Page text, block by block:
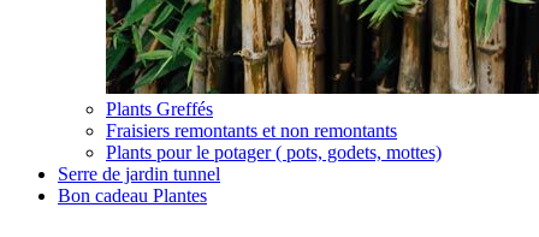
Plants Greffés
Fraisiers remontants et non remontants
Plants pour le potager ( pots, godets, mottes)
Serre de jardin tunnel
Bon cadeau Plantes